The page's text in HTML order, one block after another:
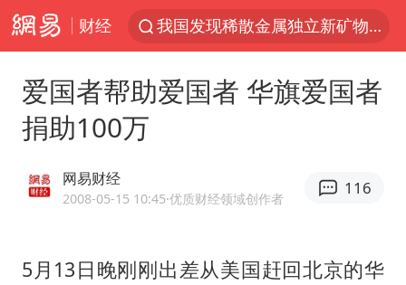
财经
我国发现稀散金属独立新矿物——乌斯河锗矿
新疆生产建设兵团生态环境局原局长被查
三预警齐发 11个省份有大到暴雨
上海鼓励居家办公
爱国者帮助爱国者 华旗爱国者
捐助100万
网易财经
2008-05-15 10:45·优质财经领域创作者
116
5月13日晚刚刚出差从美国赶回北京的华